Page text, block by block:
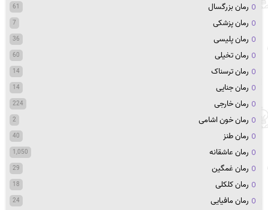
رمان بزرگسال 61
رمان پزشکی 7
رمان پلیسی 36
رمان تخیلی 60
رمان ترسناک 14
رمان جنایی 14
رمان خارجی 224
رمان خون اشامی 2
رمان طنز 40
رمان عاشقانه 1,050
رمان غمگین 29
رمان کلکلی 18
رمان مافیایی 24